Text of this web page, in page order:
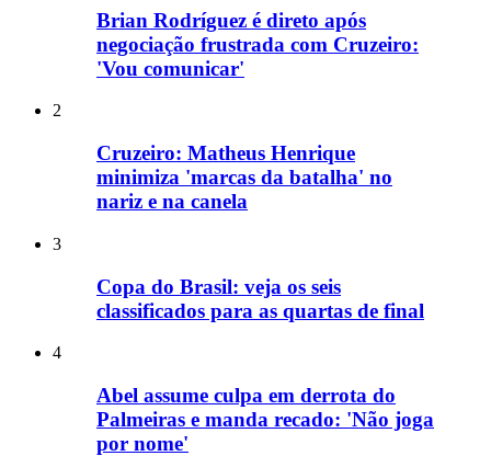
Brian Rodríguez é direto após
negociação frustrada com Cruzeiro:
'Vou comunicar'
2
Cruzeiro: Matheus Henrique
minimiza 'marcas da batalha' no
nariz e na canela
3
Copa do Brasil: veja os seis
classificados para as quartas de final
4
Abel assume culpa em derrota do
Palmeiras e manda recado: 'Não joga
por nome'